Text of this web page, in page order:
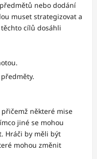
nebo dodání
muset strategizovat a
cílů dosáhli
některé mise
jiné se mohou
Hráči by měli být
mohou změnit